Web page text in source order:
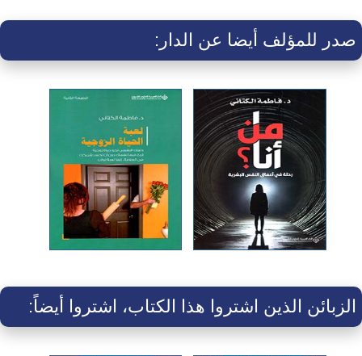
صدر للمؤلف أيضا عن الدار:
الزبائن الذين اشتروا هذا الكتاب، اشتروا أيضاً: